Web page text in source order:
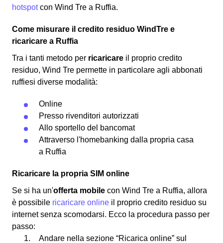
hotspotcon Wind Tre a Ruffia.
Come misurare il credito residuo WindTre e
ricaricare a Ruffia
Tra i tanti metodo per ricaricare il proprio credito
residuo, Wind Tre permette in particolare agli abbonati
ruffiesi diverse modalità:
Online
Presso rivenditori autorizzati
Allo sportello del bancomat
Attraverso l'homebanking dalla propria casa
a Ruffia
Ricaricare la propria SIM online
Se si ha un'offerta mobile con Wind Tre a Ruffia, allora
è possibile ricaricare online il proprio credito residuo su
internet senza scomodarsi. Ecco la procedura passo per
passo:
Andare nella sezione “Ricarica online” sul